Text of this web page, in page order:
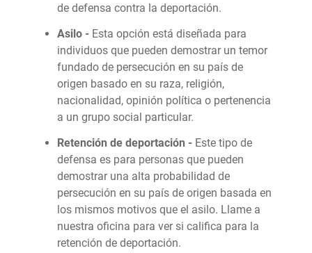
de defensa contra la deportación.
Asilo - Esta opción está diseñada para
individuos que pueden demostrar un temor
fundado de persecución en su país de
origen basado en su raza, religión,
nacionalidad, opinión política o pertenencia
a un grupo social particular.
Retención de deportación - Este tipo de
defensa es para personas que pueden
demostrar una alta probabilidad de
persecución en su país de origen basada en
los mismos motivos que el asilo. Llame a
nuestra oficina para ver si califica para la
retención de deportación.